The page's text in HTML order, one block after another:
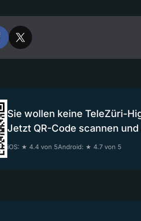
Sie wollen keine TeleZüri-
Jetzt QR-Code scannen
iOS: ★ 4.4 von 5Android: ★ 4.7 von 5